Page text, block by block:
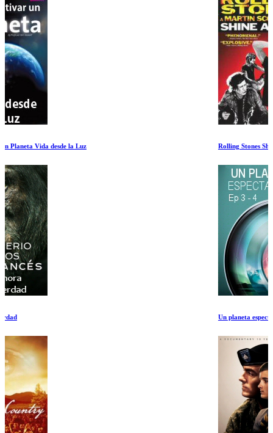
Rolling Stones Shine a Light 1de2